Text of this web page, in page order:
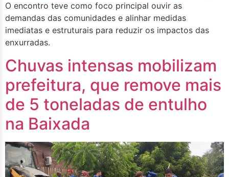
O encontro teve como foco principal ouvir as
demandas das comunidades e alinhar medidas
imediatas e estruturais para reduzir os impactos das
enxurradas.
Chuvas intensas mobilizam
prefeitura, que remove mais
de 5 toneladas de entulho
na Baixada